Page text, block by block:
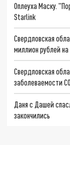
Оплеуха Маску.
Starlink
Свердловская
миллион рублей
Свердловская
заболеваемости
Даня с Дашей
закончились